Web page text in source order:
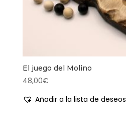
El juego del Molino
48,00€
Añadir a la lista de deseos